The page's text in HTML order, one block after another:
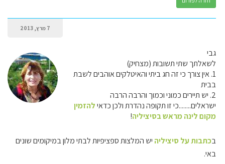
7 מרץ, 2013
גבי
לשאלתך שתי תשובות (מצחיק)
1. אין צורך כי זה חג ביתי והאיטלקים אוהבים לשבת
בבית
2. יש תיירים כמוני וכמוך והרבה הרבה
ישראלים........כי זו תקופה נהדרת ולכן כדאילהזמין
מקום לינה מראש בסיציליה!
בכתבות על סיציליה יש המלצות ספציפיות לבתי מלון במיקומים שונים
באי.